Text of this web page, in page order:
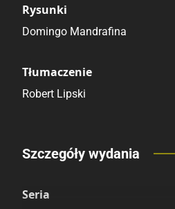
Rysunki
Domingo Mandrafina
Tłumaczenie
Robert Lipski
Porównaj ceny
Szczegóły wydania
Seria